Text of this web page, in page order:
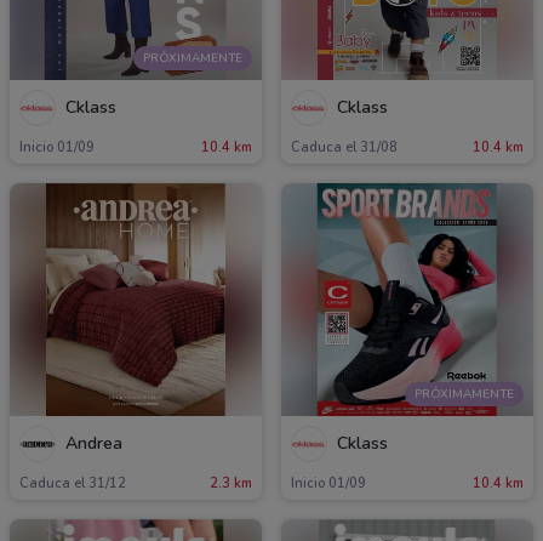
PRÓXIMAMENTE
Cklass
Inicio 01/09 10.4 km
Cklass
Caduca el 31/08 10.4 km
Andrea
Caduca el 31/12 2.3 km
PRÓXIMAMENTE
Cklass
Inicio 01/09 10.4 km